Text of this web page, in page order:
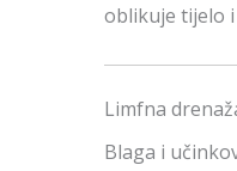
oblikuje tijelo
Limfna
Blaga i